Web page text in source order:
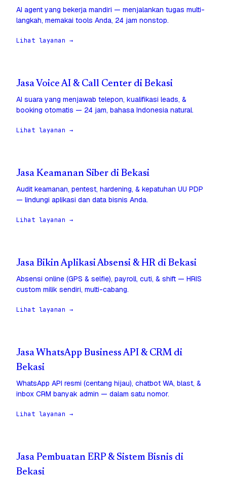
AI agent yang bekerja mandiri — menjalankan tugas multi-
langkah, memakai tools Anda, 24 jam nonstop.
Lihat layanan →
Jasa Voice AI & Call Center di Bekasi
AI suara yang menjawab telepon, kualifikasi leads, &
booking otomatis — 24 jam, bahasa Indonesia natural.
Lihat layanan →
Jasa Keamanan Siber di Bekasi
Audit keamanan, pentest, hardening, & kepatuhan UU PDP
— lindungi aplikasi dan data bisnis Anda.
Lihat layanan →
Jasa Bikin Aplikasi Absensi & HR di Bekasi
Absensi online (GPS & selfie), payroll, cuti, & shift — HRIS
custom milik sendiri, multi-cabang.
Lihat layanan →
Jasa WhatsApp Business API & CRM di
Bekasi
WhatsApp API resmi (centang hijau), chatbot WA, blast, &
inbox CRM banyak admin — dalam satu nomor.
Lihat layanan →
Jasa Pembuatan ERP & Sistem Bisnis di
Bekasi